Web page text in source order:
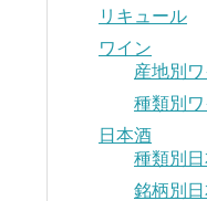
リキュール
ワイン
産地別
種類別
日本酒
種類別
銘柄別